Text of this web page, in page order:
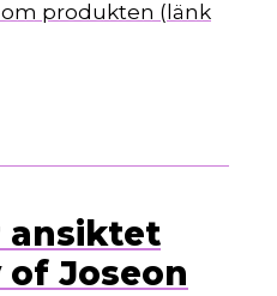
produkten (länk
ansiktet
Joseon